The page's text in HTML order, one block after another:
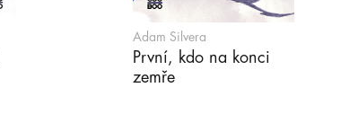
Adam Silvera
První, kdo na konci
zemře